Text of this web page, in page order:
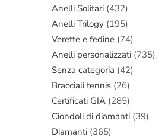
Anelli Solitari (432)
Anelli Trilogy (195)
Verette e fedine (74)
Anelli personalizzati (735)
Senza categoria (42)
Bracciali tennis (26)
Certificati GIA (285)
Ciondoli di diamanti (39)
Diamanti (365)